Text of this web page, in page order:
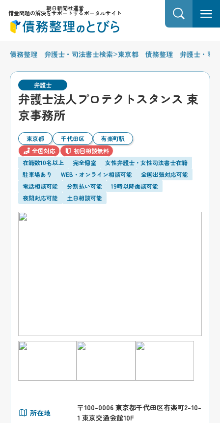
朝日新聞社運営
借金問題の解決をサポートするポータルサイト
債務整理 弁護士・司法書士検索>東京都 債務整理 弁護士・司
弁護士
弁護士法人プロテクトスタンス 東
京事務所
東京都 千代田区
有楽町駅
全国対応
初回相談無料
在籍数10名以上
完全個室
女性弁護士・女性司法書士在籍
駐車場あり
WEB・オンライン相談可能
全国出張対応可能
電話相談可能
分割払い可能
19時以降面談可能
夜間対応可能
土日相談可能
所在地
〒100-0006 東京都千代田区有楽町2-10-
1 東京交通会館10F